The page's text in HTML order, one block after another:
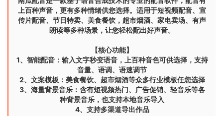
上百种声音，更有多种情绪供您选择。适用于短视频配音、宣
传片配音、节日特卖、美食餐饮，超市烟酒、家电卖场、有声
朗读等多种场景，让您轻松配出好声音。
【核心功能】
1、智能配音：输入文字秒变语音，上百种音色可供选择，支持
音量、语调、语速调节
2、文案模板：美食餐饮、超市烟酒等众多行业模板任您选择
3、海量背景音乐：含有短视频热门、广告促销、轻音乐等各
种背景音乐，也支持本地音乐导入
4、支持多渠道导出作品